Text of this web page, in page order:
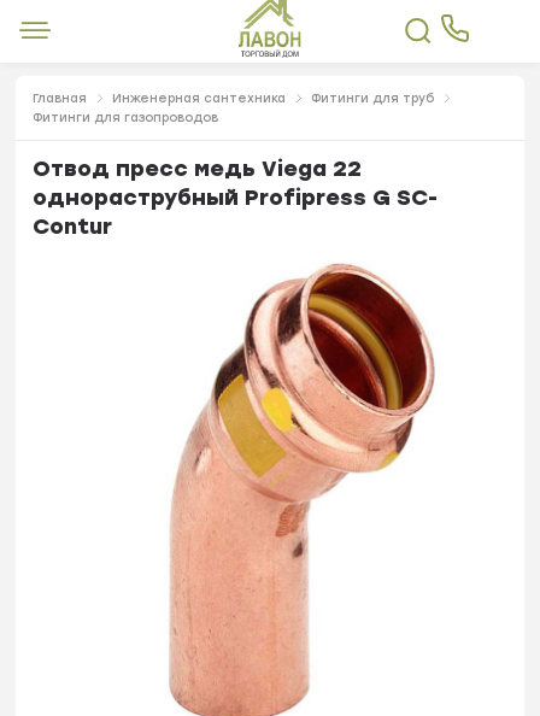
Главная Инженерная сантехника
Фитинги для труб
Фитинги для газопроводов
Отвод пресс медь Viega 22
однораструбный Profipress G SC-
Contur